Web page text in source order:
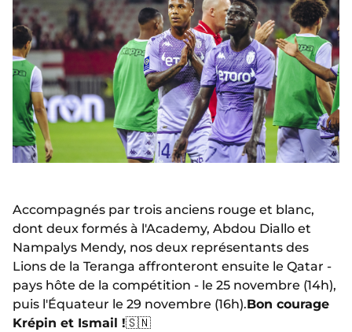
Accompagnés par trois anciens rouge et blanc,
dont deux formés à l'Academy, Abdou Diallo et
Nampalys Mendy, nos deux représentants des
Lions de la Teranga affronteront ensuite le Qatar -
pays hôte de la compétition - le 25 novembre (14h),
puis l'Équateur le 29 novembre (16h).Bon courage
Krépin et Ismail !🇸🇳